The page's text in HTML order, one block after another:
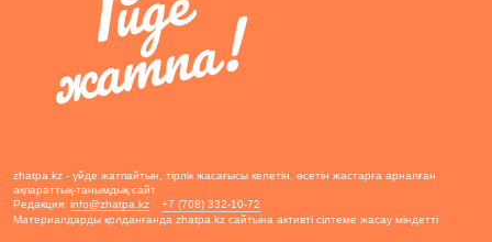
zhatpa.kz - үйде жатпайтын, тірлік жасағысы келетін, өсетін жастарға арналған
ақпараттық-танымдық сайт
Редакция: info@zhatpa.kz
+7 (708) 332-10-72
Материалдарды қолданғанда zhatpa.kz сайтына активті сілтеме жасау міндетті